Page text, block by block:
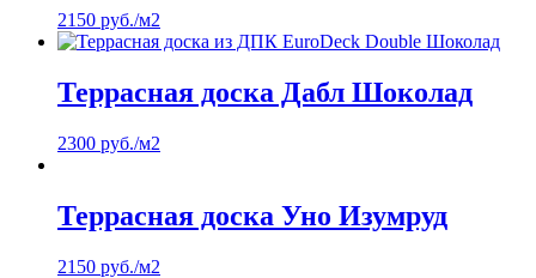
2150 руб./м2
Террасная доска Дабл Шоколад
2300 руб./м2
Террасная доска Уно Изумруд
2150 руб./м2